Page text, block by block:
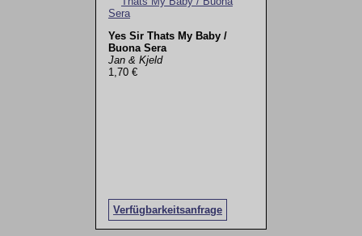
Yes Sir Thats My Baby /
Buona Sera
Jan & Kjeld
1,70 €
Verfügbarkeitsanfrage